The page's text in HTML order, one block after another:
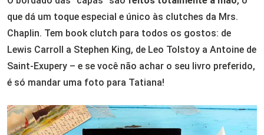
que dá um toque especial e único às clutches da Mrs.
Chaplin. Tem book clutch para todos os gostos: de
Lewis Carroll a Stephen King, de Leo Tolstoy a Antoine de
Saint-Exupery – e se você não achar o seu livro preferido,
é só mandar uma foto para Tatiana!